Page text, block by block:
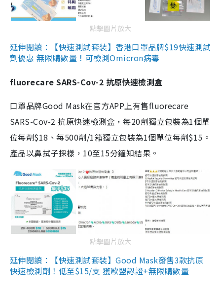
點擊圖片放大
延伸閱讀：【快速測試套裝】香港口罩品牌$19快速測試
劑優惠 無限購數量！可檢測Omicron病毒
fluorecare SARS-Cov-2 抗原快速檢測盒
口罩品牌Good Mask在官方APP上有售fluorecare
SARS-Cov-2 抗原快速檢測盒，每20劑獨立包裝為1個單
位每劑$18、每500劑/1箱獨立包裝為1個單位每劑$15。
產品以鼻拭子採樣，10至15分鐘知結果。
點擊圖片放大
延伸閱讀：【快速測試套裝】Good Mask發售3款抗原
快速檢測劑！低至$15/支 獲歐盟認證+無限購數量